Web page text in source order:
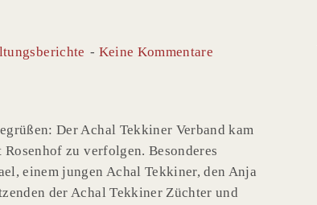
Keine Kommentare
Der Achal Tekkiner Verband kam
zu verfolgen. Besonderes
einem jungen Achal Tekkiner, den Anja
der Achal Tekkiner Züchter und